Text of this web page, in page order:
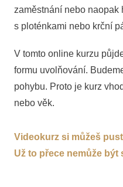
zaměstnání nebo naopak
s ploténkami nebo krční
V tomto online kurzu
formu uvolňování.
pohybu. Proto je kurz
nebo věk.
Videokurz si můžeš
Už to přece nemůže být